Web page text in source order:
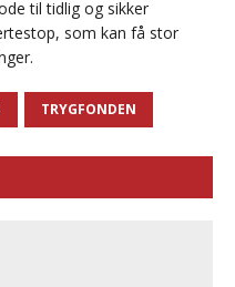
til tidlig og sikker
som kan få stor
TRYGFONDEN